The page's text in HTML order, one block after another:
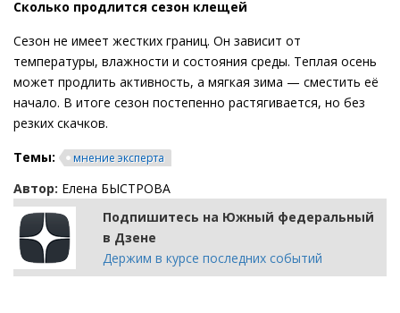
Сколько продлится сезон клещей
Сезон не имеет жестких границ. Он зависит от
температуры, влажности и состояния среды. Теплая осень
может продлить активность, а мягкая зима — сместить её
начало. В итоге сезон постепенно растягивается, но без
резких скачков.
Темы:
мнение эксперта
Автор: Елена БЫСТРОВА
Подпишитесь на Южный федеральный
в Дзене
Держим в курсе последних событий